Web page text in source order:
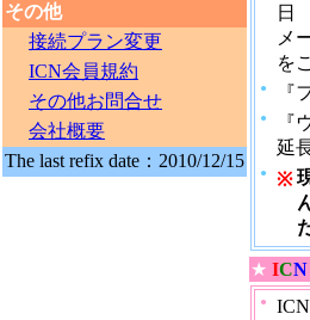
その他
接続プラン変更
ICN会員規約
その他お問合せ
会社概要
The last refix date：2010/12/15
日
メ
を
● 『
●
『
延
● ※
★ ICN
●